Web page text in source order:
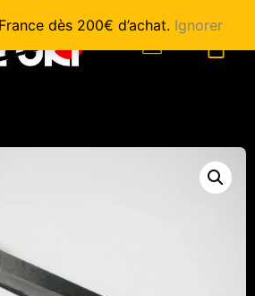
dès 200€ d’achat. Ignorer